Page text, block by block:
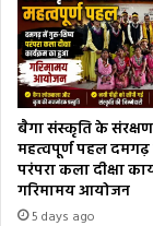
बैगा संस्कृति के
महत्वपूर्ण पहल
परंपरा कला दीक्षा
गरिमामय आयोजन
5 days ago